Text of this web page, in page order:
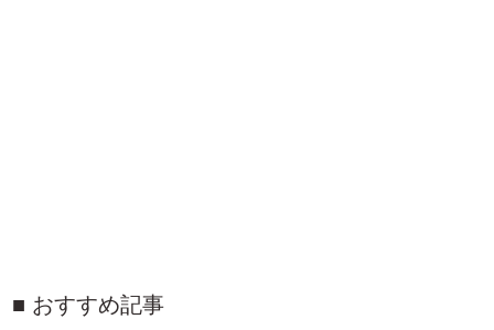
おすすめ記事